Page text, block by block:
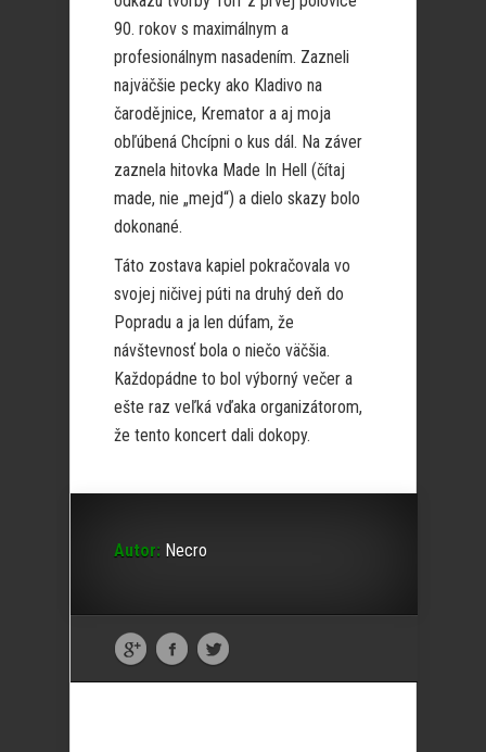
90. rokov s maximálnym a
profesionálnym nasadením. Zazneli
najväčšie pecky ako Kladivo na
čarodějnice, Kremator a aj moja
obľúbená Chcípni o kus dál. Na záver
zaznela hitovka Made In Hell (čítaj
made, nie „mejd“) a dielo skazy bolo
dokonané.
Táto zostava kapiel pokračovala vo
svojej ničivej púti na druhý deň do
Popradu a ja len dúfam, že
návštevnosť bola o niečo väčšia.
Každopádne to bol výborný večer a
ešte raz veľká vďaka organizátorom,
že tento koncert dali dokopy.
Autor: Necro